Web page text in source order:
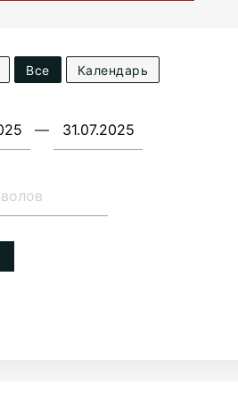
Все Календарь
—